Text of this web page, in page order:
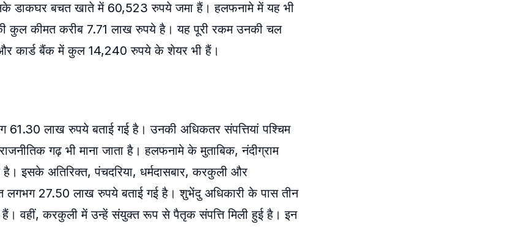
डाकघर बचत खाते में 60,523 रुपये जमा हैं। हलफनामे में यह भी
कुल कीमत करीब 7.71 लाख रुपये है। यह पूरी रकम उनकी चल
कार्ड बैंक में कुल 14,240 रुपये के शेयर भी हैं।
लाख रुपये बताई गई है। उनकी अधिकतर संपत्तियां पश्चिम
गढ़ भी माना जाता है। हलफनामे के मुताबिक, नंदीग्राम
इसके अतिरिक्त, पंचदरिया, धर्मदासबार, करकुली और
लगभग 27.50 लाख रुपये बताई गई है। शुभेंदु अधिकारी के पास तीन
हैं। वहीं, करकुली में उन्हें संयुक्त रूप से पैतृक संपत्ति मिली हुई है। इन